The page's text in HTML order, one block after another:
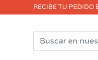
RECIBE TU PEDIDO